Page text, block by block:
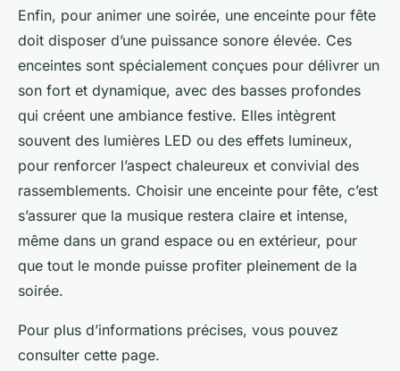
Enfin, pour animer une soirée, une enceinte pour fête
doit disposer d’une puissance sonore élevée. Ces
enceintes sont spécialement conçues pour délivrer un
son fort et dynamique, avec des basses profondes
qui créent une ambiance festive. Elles intègrent
souvent des lumières LED ou des effets lumineux,
pour renforcer l’aspect chaleureux et convivial des
rassemblements. Choisir une enceinte pour fête, c’est
s’assurer que la musique restera claire et intense,
même dans un grand espace ou en extérieur, pour
que tout le monde puisse profiter pleinement de la
soirée.
Pour plus d’informations précises, vous pouvez
consulter cette page.